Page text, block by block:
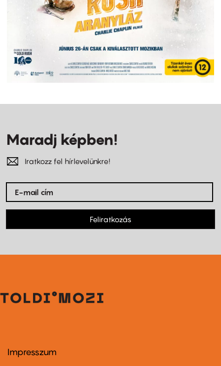
Maradj képben!
Iratkozz fel hírlevelünkre!
Feliratkozás
Footer
Impresszum